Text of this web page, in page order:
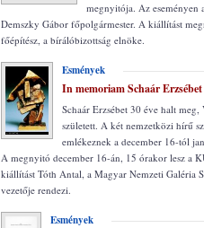
megnyitója. Az eseményen
Demszky Gábor főpolgármester. A kiállítást
főépítész, a bírálóbizottság elnöke.
Esmények
In memoriam Schaár
Schaár Erzsébet 30 éve halt
született. A két nemzetközi hírű
emlékeznek a december 16-tól
A megnyitó december 16-án, 15 órakor lesz a
kiállítást Tóth Antal, a Magyar Nemzeti Galéria
vezetője rendezi.
Esmények